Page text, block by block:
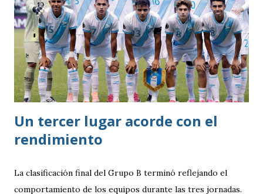
Un tercer lugar acorde con el
rendimiento
La clasificación final del Grupo B terminó reflejando el
comportamiento de los equipos durante las tres jornadas.